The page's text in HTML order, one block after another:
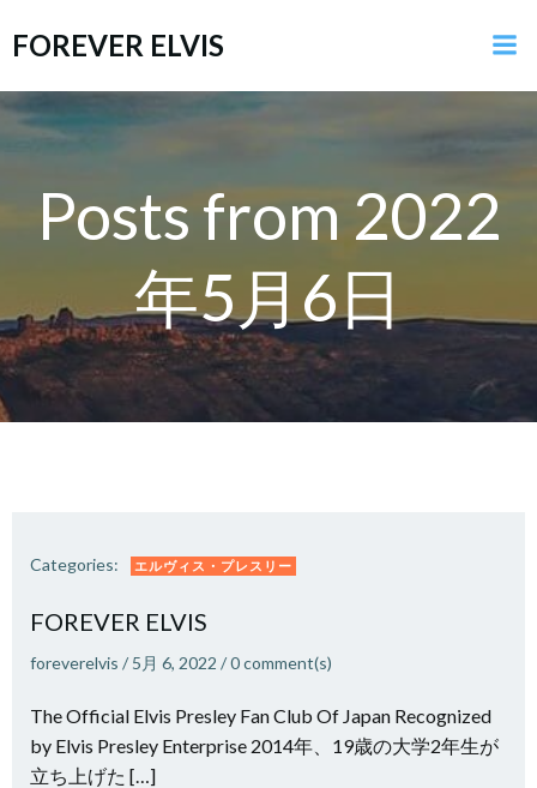
ン
キ
ッ
プ
FOREVER ELVIS
Posts from 2022
年5月6日
Categories: エルヴィス・プレスリー
FOREVER ELVIS
foreverelvis / 5月 6, 2022 /0comment(s)
The Official Elvis Presley Fan Club Of Japan Recognized
by Elvis Presley Enterprise 2014年、19歳の大学2年生が
立ち上げた […]